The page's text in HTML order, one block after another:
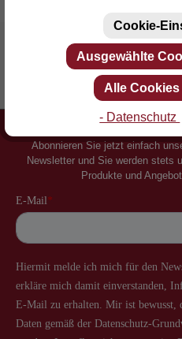
Erfinder des Lattenrostes
Abonnieren Sie jetzt einfach
Newsletter und Sie werden stets
Produkte und
Cookie-
Ausgewählte
Alle
- Datenschutz